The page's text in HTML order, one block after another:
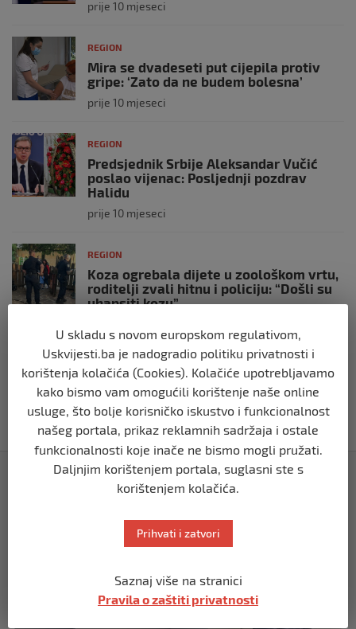
prije 10 mjeseci
REGION
Mira se dvadeseti put cijepila protiv
gripe: ‘Zato da ne budem bolesna’
prije 10 mjeseci
REGION
Predsjednik Srbije Aleksandar Vučić
poslao vijenac: Posljednji pozdrav
Halidu
prije 10 mjeseci
REGION
Koza ogrebala dijete u zoološkom vrtu,
roditelji zvali hitnu i policiju: “Došli su
uhapsiti kozu”
Vučić dramatično: “Biće rata, Vojska
Srbije je spremna”
prije 10 mjeseci
Izdvojeno
U skladu s novom europskom regulativom,
Uskvijesti.ba je nadogradio politiku privatnosti i
korištenja kolačića (Cookies). Kolačiće upotrebljavamo
kako bismo vam omogućili korištenje naše online
usluge, što bolje korisničko iskustvo i funkcionalnost
našeg portala, prikaz reklamnih sadržaja i ostale
funkcionalnosti koje inače ne bismo mogli pružati.
Daljnjim korištenjem portala, suglasni ste s
korištenjem kolačića.
Prihvati i zatvori
Saznaj više na stranici
Pravila o zaštiti privatnosti